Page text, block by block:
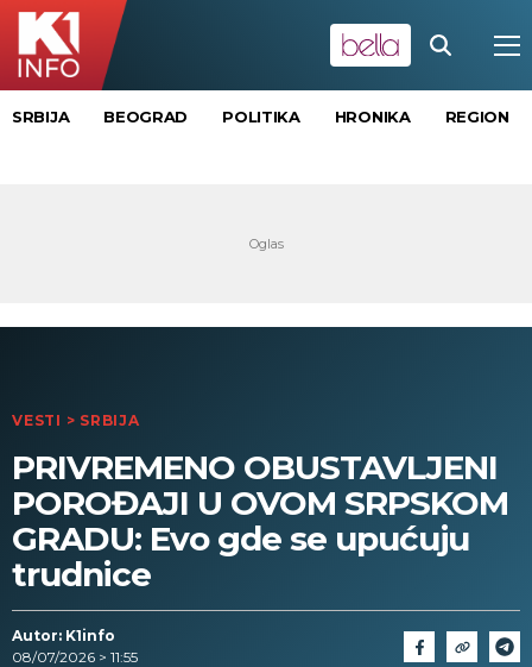
SRBIJA BEOGRAD POLITIKA HRONIKA REGION
VESTI > SRBIJA
PRIVREMENO OBUSTAVLJENI
POROĐAJI U OVOM SRPSKOM
GRADU: Evo gde se upućuju
trudnice
Autor: K1info
08/07/2026 > 11:55